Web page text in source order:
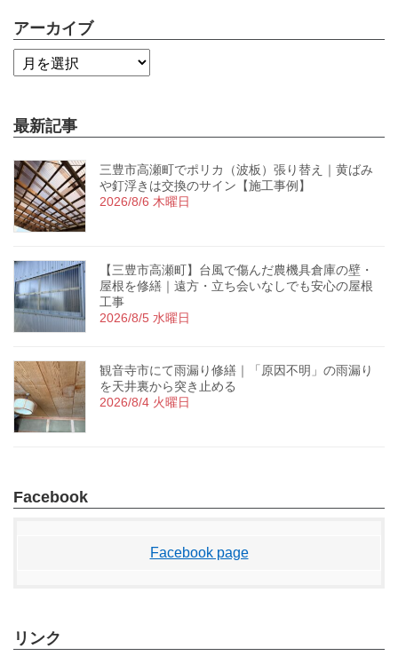
アーカイブ
最新記事
三豊市高瀬町でポリカ（波板）張り替え｜黄ばみ
や釘浮きは交換のサイン【施工事例】
2026/8/6 木曜日
【三豊市高瀬町】台風で傷んだ農機具倉庫の壁・
屋根を修繕｜遠方・立ち会いなしでも安心の屋根
工事
2026/8/5 水曜日
観音寺市にて雨漏り修繕｜「原因不明」の雨漏り
を天井裏から突き止める
2026/8/4 火曜日
Facebook
Facebook page
リンク